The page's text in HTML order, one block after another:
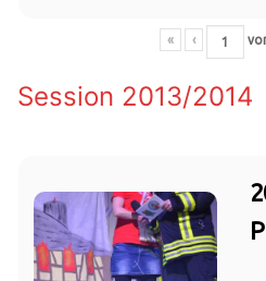
« ‹
Session 2013/2014